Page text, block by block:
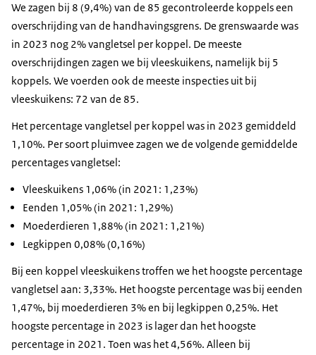
We zagen bij 8 (9,4%) van de 85 gecontroleerde koppels een
overschrijding van de handhavingsgrens. De grenswaarde was
in 2023 nog 2% vangletsel per koppel. De meeste
overschrijdingen zagen we bij vleeskuikens, namelijk bij 5
koppels. We voerden ook de meeste inspecties uit bij
vleeskuikens: 72 van de 85.
Het percentage vangletsel per koppel was in 2023 gemiddeld
1,10%. Per soort pluimvee zagen we de volgende gemiddelde
percentages vangletsel:
Vleeskuikens 1,06% (in 2021: 1,23%)
Eenden 1,05% (in 2021: 1,29%)
Moederdieren 1,88% (in 2021: 1,21%)
Legkippen 0,08% (0,16%)
Bij een koppel vleeskuikens troffen we het hoogste percentage
vangletsel aan: 3,33%. Het hoogste percentage was bij eenden
1,47%, bij moederdieren 3% en bij legkippen 0,25%. Het
hoogste percentage in 2023 is lager dan het hoogste
percentage in 2021. Toen was het 4,56%. Alleen bij